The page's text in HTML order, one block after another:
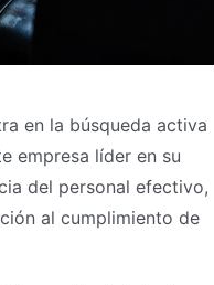
en la búsqueda activa
empresa líder en su
del personal efectivo,
al cumplimiento de